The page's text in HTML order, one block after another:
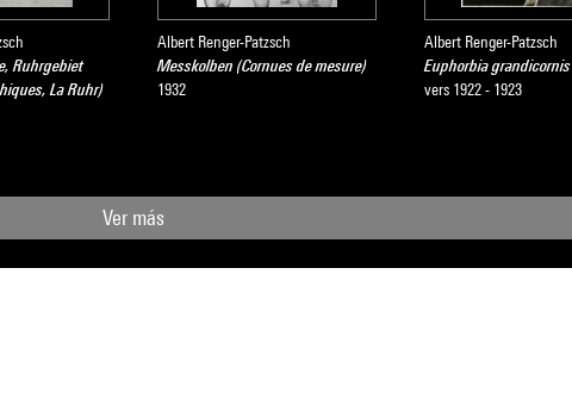
Ruhrgebiet
La Ruhr)
Albert Renger-Patzsch
Messkolben (Cornues de mesure)
1932
Albert Renger-Patzsch
Euphorbia grandicornis
vers 1922 - 1923
Ver más